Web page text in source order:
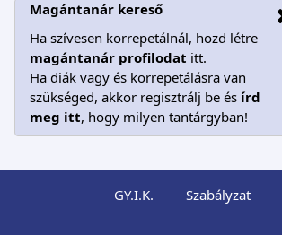
Magántanár kereső
Ha szívesen korrepetálnál, hozd létre
magántanár profilodat itt.
Ha diák vagy és korrepetálásra van
szükséged, akkor regisztrálj be és írd
meg itt, hogy milyen tantárgyban!
GY.I.K. Szabályzat